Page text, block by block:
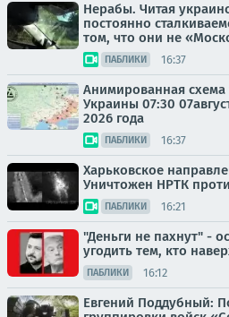
Нерабы. Читая
постоянно
том, что они не
ПАБЛИКИ 16:37
Анимированная
Украины 07:30
2026 года
ПАБЛИКИ 16:37
Харьковское
Уничтожен НРТК
ПАБЛИКИ 16:21
"Деньги не пахнут" -
угодить тем, кто
ПАБЛИКИ 16:12
Евгений Поддубный: